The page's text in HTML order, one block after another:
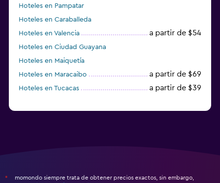
Hoteles en Pampatar
Hoteles en Caraballeda
Hoteles en Valencia
a partir de $54
Hoteles en Ciudad Guayana
Hoteles en Maiquetía
Hoteles en Maracaibo
a partir de $69
Hoteles en Tucacas a partir de $39
*
momondo siempre trata de obtener precios exactos, sin embargo,